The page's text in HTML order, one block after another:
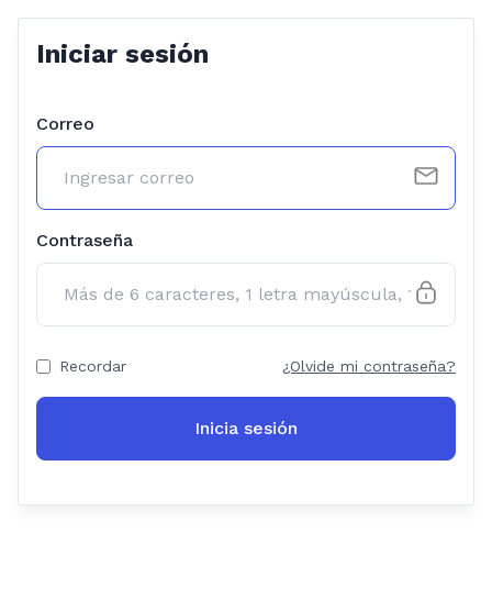
Iniciar sesión
Correo
Contraseña
Recordar ¿Olvide mi contraseña?